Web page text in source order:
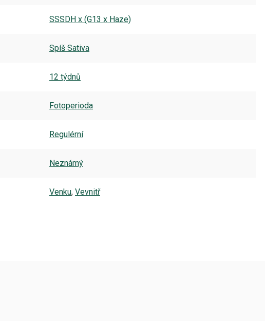
SSSDH x (G13 x Haze)
Spíš Sativa
12 týdnů
Fotoperioda
Regulérní
Neznámý
Venku, Vevnitř